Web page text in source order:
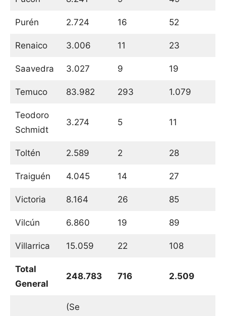
Purén 2.724 16 52
Renaico 3.006 11 23
Saavedra 3.027 9 19
Temuco 83.982 293 1.079
Teodoro
Schmidt
3.274 5 11
Toltén 2.589 2 28
Traiguén 4.045 14 27
Victoria 8.164 26 85
Vilcún 6.860 19 89
Villarrica 15.059 22 108
Total
General
248.783 716 2.509
(Se